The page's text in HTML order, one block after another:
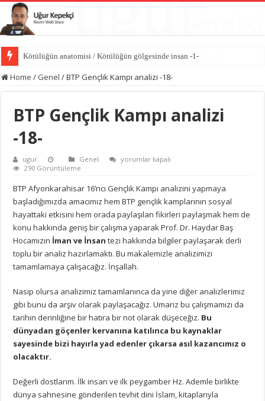
Dünyayı değiştiren sessiz güç iyiliktir / İyilik Medeniyeti -10-
Home / Genel /BTP Gençlik Kampı analizi -18-
BTP Gençlik Kampı analizi
-18-
ugur Genel
BTP
analizi
-18-
için
yorumlar kapalı
290 Görüntüleme
BTP Afyonkarahisar 16’ncı Gençlik Kampı analizini yapmaya
başladığımızda amacımız hem BTP gençlik kamplarının sosyal
hayattaki etkisini hem orada paylaşılan fikirleri paylaşmak hem de
konu hakkında geniş bir çalışma yaparak Prof. Dr. Haydar Baş
Hocamızın İman ve İnsan tezi hakkında bilgiler paylaşarak derli
toplu bir analiz hazırlamaktı. Bu makalemizle analizimizi
tamamlamaya çalışacağız. İnşallah.
Nasip olursa analizimiz tamamlanınca da yine diğer analizlerimiz
gibi bunu da arşiv olarak paylaşacağız. Umarız bu çalışmamızı da
tarihin derinliğine bir hatıra bir not olarak düşeceğiz. Bu
dünyadan göçenler kervanına katılınca bu kaynaklar
sayesinde bizi hayırla yad edenler çıkarsa asıl kazancımız o
olacaktır.
Değerli dostlarım. İlk insan ve ilk peygamber Hz. Ademle birlikte
dünya sahnesine gönderilen tevhit dini İslam, kitaplarıyla